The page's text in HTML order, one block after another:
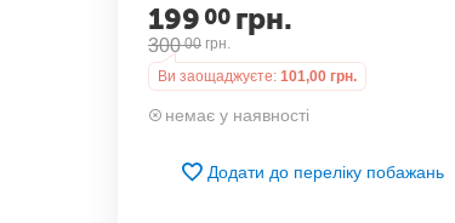
199 00 грн.
300 00 грн.
Ви заощаджуєте: 101,00 грн.
немає у наявності
Додати до переліку побажань